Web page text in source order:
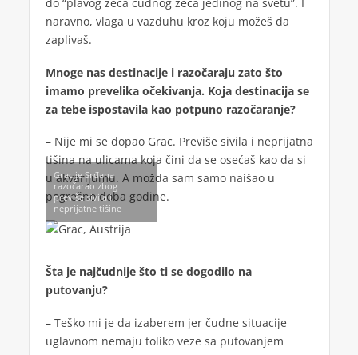
naravno, vlaga u vazduhu kroz koju možeš da
zaplivaš.
Mnoge nas destinacije i razočaraju zato što
imamo prevelika očekivanja. Koja destinacija se
za tebe ispostavila kao potpuno razočaranje?
– Nije mi se dopao Grac. Previše sivila i neprijatna
tišina na ulicama koja čini da se osećaš kao da si
u akvarijumu. A možda sam samo naišao u
pogrešno doba godine.
Grac je Srđana
razočarao zbog
previše sivila i
neprijatne tišine
Šta je najčudnije što ti se dogodilo na
putovanju?
– Teško mi je da izaberem jer čudne situacije
uglavnom nemaju toliko veze sa putovanjem